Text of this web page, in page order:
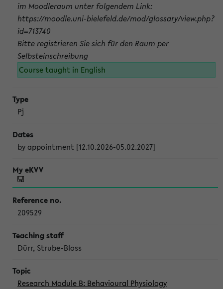
im Moodleraum unter folgendem Link:
https://moodle.uni-bielefeld.de/mod/glossary/view.php?
id=713740
Bitte registrieren Sie sich für den Raum per
Selbsteinschreibung
Course taught in English
Pj
by appointment [12.10.2026-05.02.2027]
209529
Dürr, Strube-Bloss
Research Module B: Behavioural Physiology